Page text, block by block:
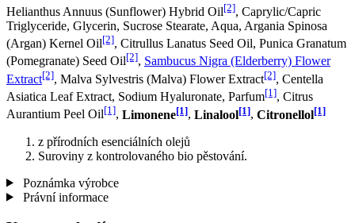
Helianthus Annuus (Sunflower) Hybrid Oil[2], Caprylic/Capric
Triglyceride, Glycerin, Sucrose Stearate, Aqua, Argania Spinosa
(Argan) Kernel Oil[2], Citrullus Lanatus Seed Oil, Punica Granatum
(Pomegranate) Seed Oil[2], Sambucus Nigra (Elderberry) Flower
Extract[2], Malva Sylvestris (Malva) Flower Extract[2], Centella
Asiatica Leaf Extract, Sodium Hyaluronate, Parfum[1], Citrus
Aurantium Peel Oil[1], Limonene[1], Linalool[1], Citronellol[1]
z přírodních esenciálních olejů
Suroviny z kontrolovaného bio pěstování.
Poznámka výrobce
Právní informace